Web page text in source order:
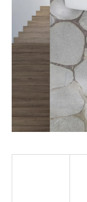
hvězdiček.